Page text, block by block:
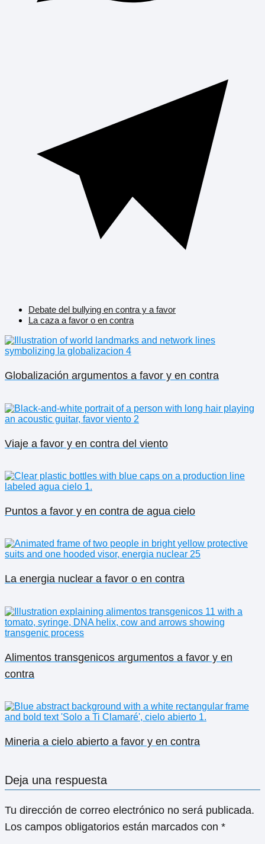
Debate del bullying en contra y a favor
La caza a favor o en contra
Globalización argumentos a favor y en contra
Viaje a favor y en contra del viento
Puntos a favor y en contra de agua cielo
La energia nuclear a favor o en contra
Alimentos transgenicos argumentos a favor y en
contra
Mineria a cielo abierto a favor y en contra
Deja una respuesta
Tu dirección de correo electrónico no será publicada.
Los campos obligatorios están marcados con *